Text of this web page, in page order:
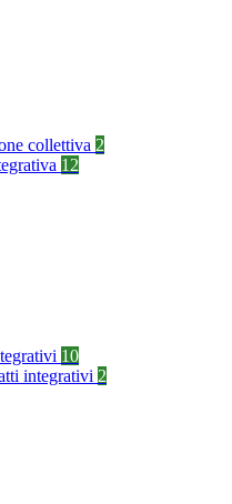
collettiva 2
12
10
integrativi 2